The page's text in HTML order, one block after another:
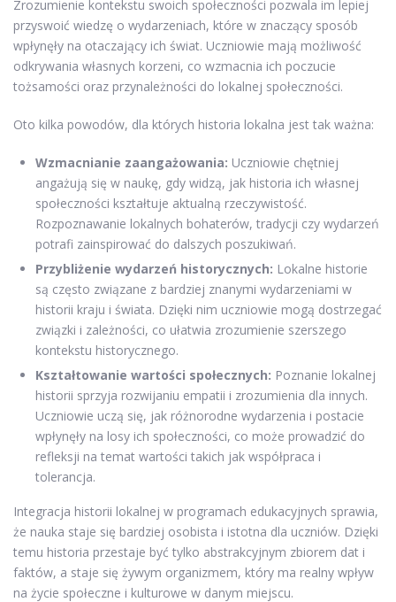
Zrozumienie kontekstu swoich społeczności pozwala im lepiej
przyswoić wiedzę o wydarzeniach, które w znaczący sposób
wpłynęły na otaczający ich świat. Uczniowie mają możliwość
odkrywania własnych korzeni, co wzmacnia ich poczucie
tożsamości oraz przynależności do lokalnej społeczności.
Oto kilka powodów, dla których historia lokalna jest tak ważna:
Wzmacnianie zaangażowania: Uczniowie chętniej
angażują się w naukę, gdy widzą, jak historia ich własnej
społeczności kształtuje aktualną rzeczywistość.
Rozpoznawanie lokalnych bohaterów, tradycji czy wydarzeń
potrafi zainspirować do dalszych poszukiwań.
Przybliżenie wydarzeń historycznych: Lokalne historie
są często związane z bardziej znanymi wydarzeniami w
historii kraju i świata. Dzięki nim uczniowie mogą dostrzegać
związki i zależności, co ułatwia zrozumienie szerszego
kontekstu historycznego.
Kształtowanie wartości społecznych: Poznanie lokalnej
historii sprzyja rozwijaniu empatii i zrozumienia dla innych.
Uczniowie uczą się, jak różnorodne wydarzenia i postacie
wpłynęły na losy ich społeczności, co może prowadzić do
refleksji na temat wartości takich jak współpraca i
tolerancja.
Integracja historii lokalnej w programach edukacyjnych sprawia,
że nauka staje się bardziej osobista i istotna dla uczniów. Dzięki
temu historia przestaje być tylko abstrakcyjnym zbiorem dat i
faktów, a staje się żywym organizmem, który ma realny wpływ
na życie społeczne i kulturowe w danym miejscu.